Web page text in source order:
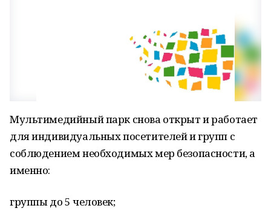
Мультимедийный парк снова открыт и работает
для индивидуальных посетителей и групп с
соблюдением необходимых мер безопасности, а
именно:
группы до 5 человек;